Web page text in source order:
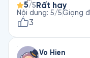
5/5 Rất hay
Nội dung: 5/5Giọng
3
Vo Hien